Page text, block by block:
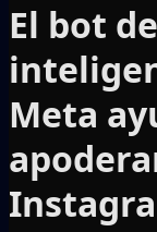
El bot
Meta